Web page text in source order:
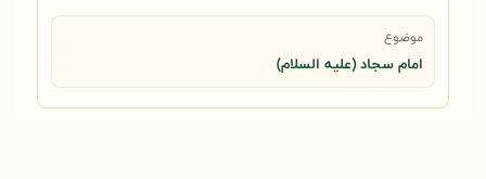
موضوع
امام سجاد (علیه السلام)